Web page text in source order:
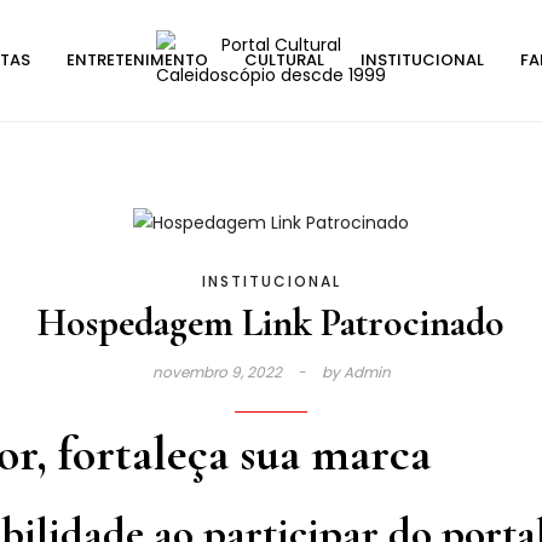
ENTRETENIMENTO CULTURAL INSTITUCIONAL
INSTITUCIONAL
Hospedagem Link Patrocinado
novembro 9, 2022 byAdmin
fortaleça sua marca